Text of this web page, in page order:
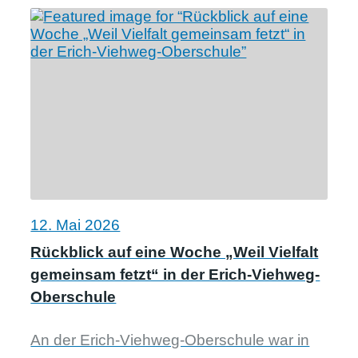
12. Mai 2026
Rückblick auf eine Woche „Weil Vielfalt
gemeinsam fetzt“ in der Erich-Viehweg-
Oberschule
An der Erich-Viehweg-Oberschule war in